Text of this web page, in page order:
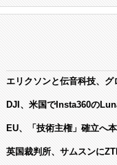
エリクソンと伝音科技、
DJI、米国でInsta360の
EU、「技術主権」確立へ
英国裁判所、サムスンに